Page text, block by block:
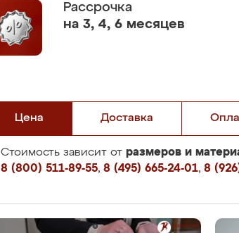
Рассрочка
на 3, 4, 6 месяцев
Цена Доставка
Стоимость зависит от размеров и
8 (800) 511-89-55, 8 (495) 665-24-01, 8